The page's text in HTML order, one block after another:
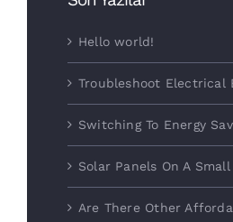
Hello world!
Troubleshoot Electrical
Switching To Energy
Solar Panels On A
Are There Other